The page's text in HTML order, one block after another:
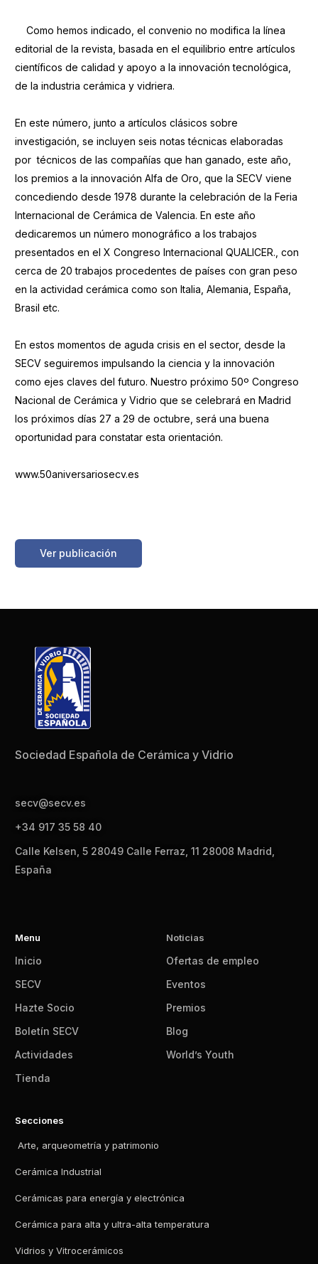
Como hemos indicado, el convenio no modifica la línea
editorial de la revista, basada en el equilibrio entre artículos
científicos de calidad y apoyo a la innovación tecnológica,
de la industria cerámica y vidriera.
En este número, junto a artículos clásicos sobre
investigación, se incluyen seis notas técnicas elaboradas
por técnicos de las compañías que han ganado, este año,
los premios a la innovación Alfa de Oro, que la SECV viene
concediendo desde 1978 durante la celebración de la Feria
Internacional de Cerámica de Valencia. En este año
dedicaremos un número monográfico a los trabajos
presentados en el X Congreso Internacional QUALICER., con
cerca de 20 trabajos procedentes de países con gran peso
en la actividad cerámica como son Italia, Alemania, España,
Brasil etc.
En estos momentos de aguda crisis en el sector, desde la
SECV seguiremos impulsando la ciencia y la innovación
como ejes claves del futuro. Nuestro próximo 50º Congreso
Nacional de Cerámica y Vidrio que se celebrará en Madrid
los próximos días 27 a 29 de octubre, será una buena
oportunidad para constatar esta orientación.
www.50aniversariosecv.es
Ver publicación
Sociedad Española de Cerámica y Vidrio
secv@secv.es
+34 917 35 58 40
Calle Kelsen, 5 28049 Calle Ferraz, 11 28008 Madrid,
España
Menu
Inicio
SECV
Hazte Socio
Boletín SECV
Actividades
Tienda
Noticias
Ofertas de empleo
Eventos
Premios
Blog
World’s Youth
Secciones
Arte, arqueometría y patrimonio
Cerámica Industrial
Cerámicas para energía y electrónica
Cerámica para alta y ultra-alta temperatura
Vidrios y Vitrocerámicos